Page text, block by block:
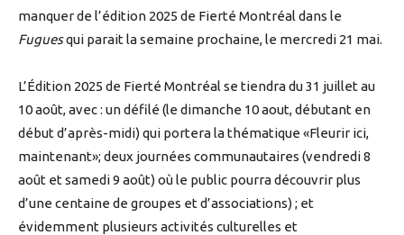
manquer de l’édition 2025 de Fierté Montréal dans le
Fuguesqui parait la semaine prochaine, le mercredi 21 mai.
L’Édition 2025 de Fierté Montréal se tiendra du 31 juillet au
10 août, avec : un défilé (le dimanche 10 aout, débutant en
début d’après-midi) qui portera la thématique «Fleurir ici,
maintenant»; deux journées communautaires (vendredi 8
août et samedi 9 août) où le public pourra découvrir plus
d’une centaine de groupes et d’associations) ; et
évidemment plusieurs activités culturelles et